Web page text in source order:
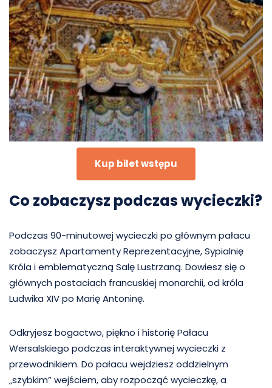
Kup bilet wstępu
Co zobaczysz podczas wycieczki?
Podczas 90-minutowej wycieczki po głównym pałacu
zobaczysz Apartamenty Reprezentacyjne, Sypialnię
Króla i emblematyczną Salę Lustrzaną. Dowiesz się o
głównych postaciach francuskiej monarchii, od króla
Ludwika XIV po Marię Antoninę.
Odkryjesz bogactwo, piękno i historię Pałacu
Wersalskiego podczas interaktywnej wycieczki z
przewodnikiem. Do pałacu wejdziesz oddzielnym
„szybkim” wejściem, aby rozpocząć wycieczkę, a